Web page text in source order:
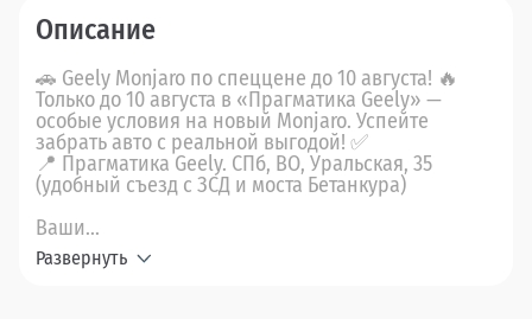
Описание
🚗 Geely Monjaro по спеццене до 10 августа! 🔥
Только до 10 августа в «Прагматика Geely» —
особые условия на новый Monjaro. Успейте
забрать авто с реальной выгодой! ✅
📍 Прагматика Geely. СПб, ВО, Уральская, 35
(удобный съезд с ЗСД и моста Бетанкура)
Ваши...
Развернуть